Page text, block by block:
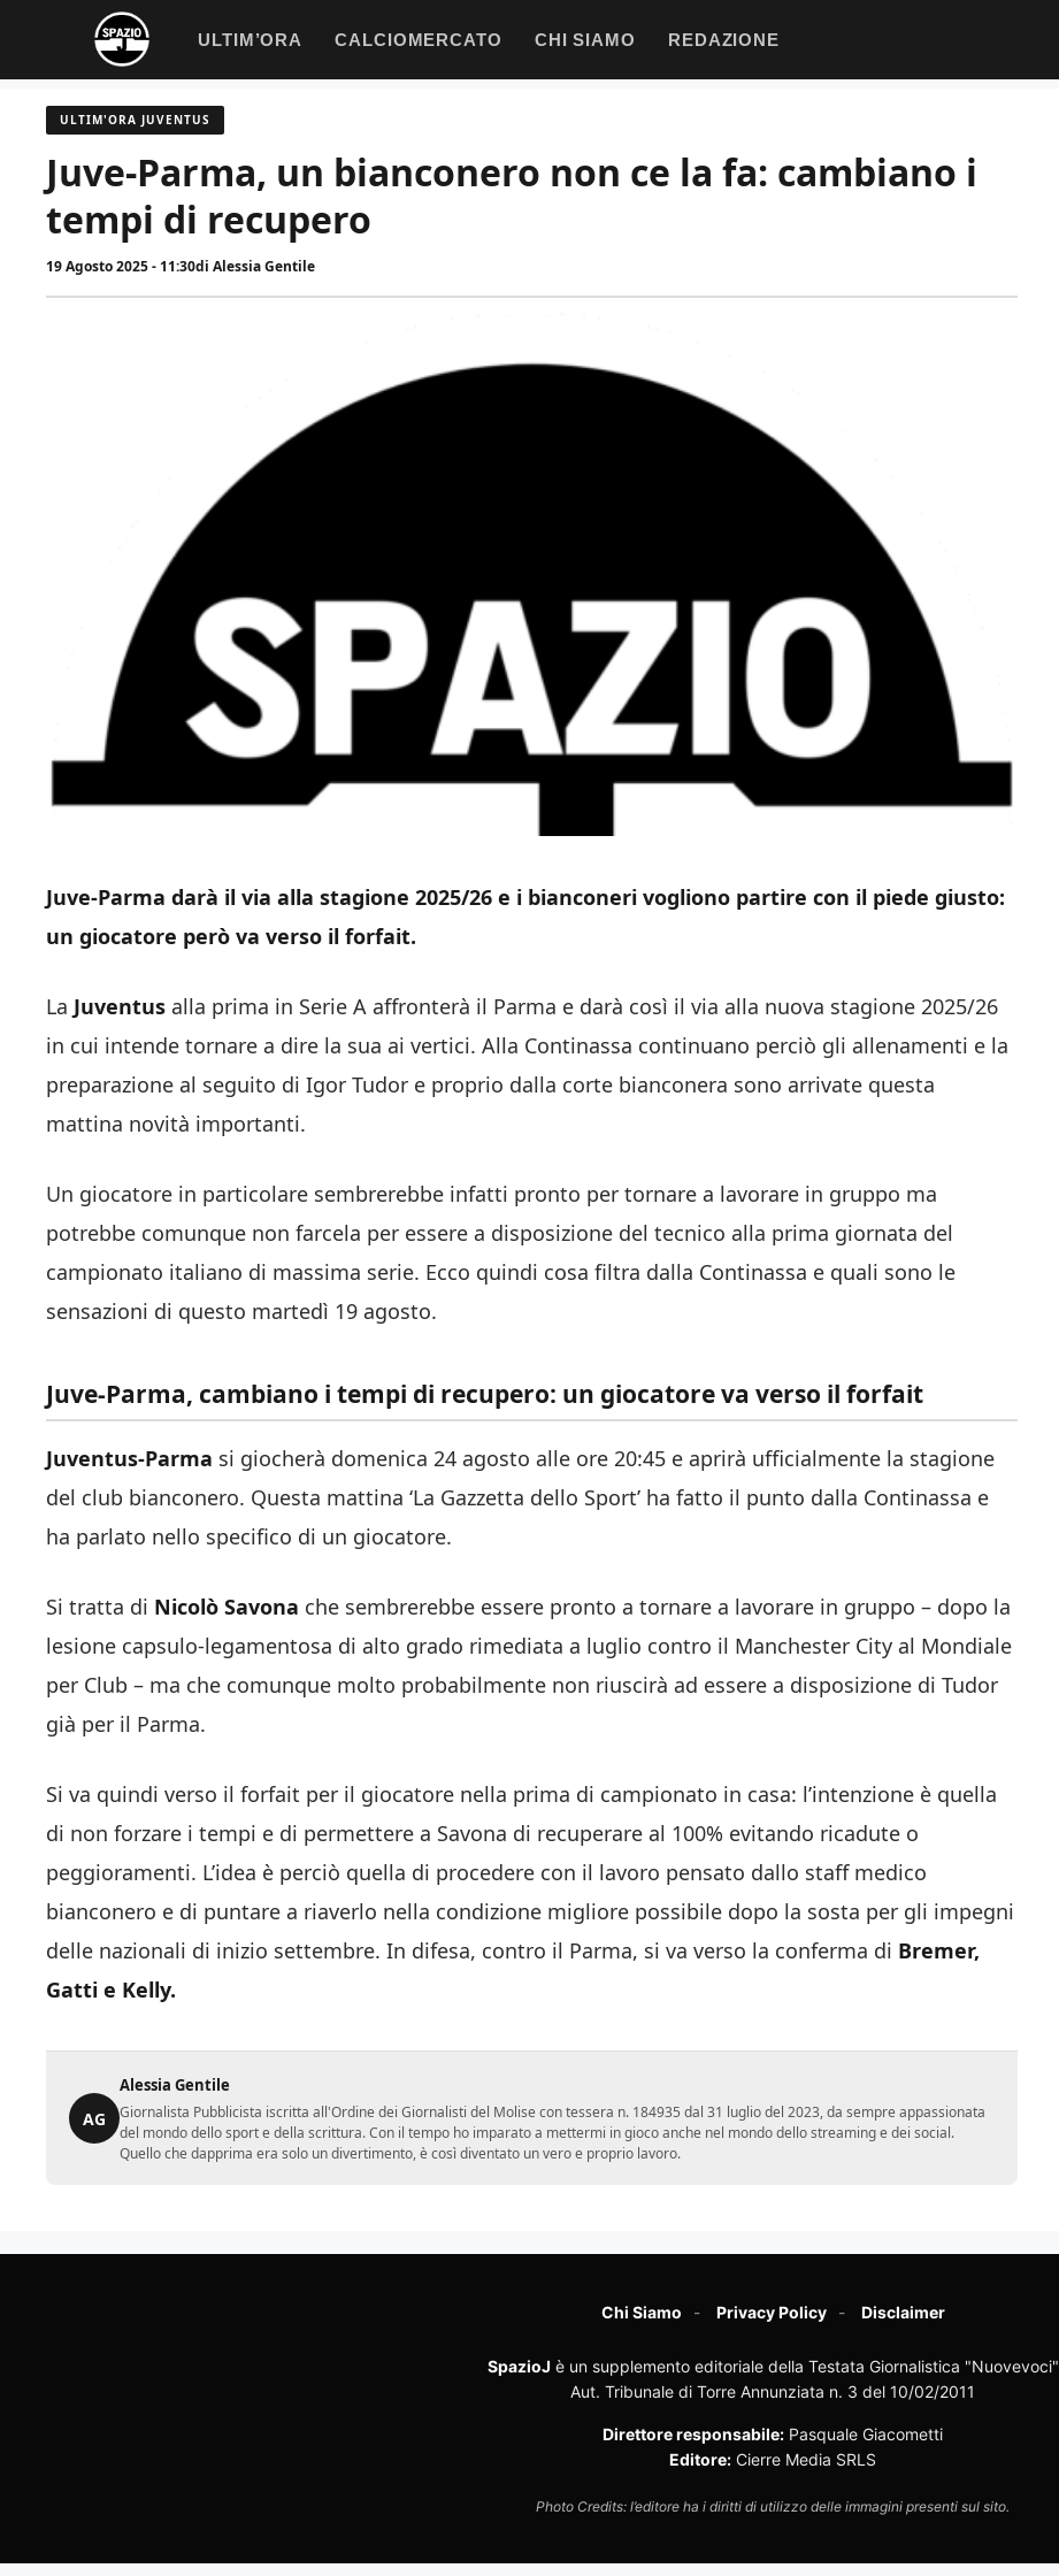
contenuto
ULTIM’ORA CALCIOMERCATO CHI SIAMO REDAZIONE
ULTIM'ORA JUVENTUS
Juve-Parma, un bianconero non ce la fa: cambiano i
tempi di recupero
19 Agosto 2025 - 11:30di Alessia Gentile
Juve-Parma darà il via alla stagione 2025/26 e i bianconeri vogliono partire con il piede giusto:
un giocatore però va verso il forfait.
La Juventus alla prima in Serie A affronterà il Parma e darà così il via alla nuova stagione 2025/26
in cui intende tornare a dire la sua ai vertici. Alla Continassa continuano perciò gli allenamenti e la
preparazione al seguito di Igor Tudor e proprio dalla corte bianconera sono arrivate questa
mattina novità importanti.
Un giocatore in particolare sembrerebbe infatti pronto per tornare a lavorare in gruppo ma
potrebbe comunque non farcela per essere a disposizione del tecnico alla prima giornata del
campionato italiano di massima serie. Ecco quindi cosa filtra dalla Continassa e quali sono le
sensazioni di questo martedì 19 agosto.
Juve-Parma, cambiano i tempi di recupero: un giocatore va verso il forfait
Juventus-Parma si giocherà domenica 24 agosto alle ore 20:45 e aprirà ufficialmente la stagione
del club bianconero. Questa mattina ‘La Gazzetta dello Sport’ ha fatto il punto dalla Continassa e
ha parlato nello specifico di un giocatore.
Si tratta di Nicolò Savona che sembrerebbe essere pronto a tornare a lavorare in gruppo – dopo la
lesione capsulo-legamentosa di alto grado rimediata a luglio contro il Manchester City al Mondiale
per Club – ma che comunque molto probabilmente non riuscirà ad essere a disposizione di Tudor
già per il Parma.
Si va quindi verso il forfait per il giocatore nella prima di campionato in casa: l’intenzione è quella
di non forzare i tempi e di permettere a Savona di recuperare al 100% evitando ricadute o
peggioramenti. L’idea è perciò quella di procedere con il lavoro pensato dallo staff medico
bianconero e di puntare a riaverlo nella condizione migliore possibile dopo la sosta per gli impegni
delle nazionali di inizio settembre. In difesa, contro il Parma, si va verso la conferma di Bremer,
Gatti e Kelly.
AG
Alessia Gentile
Giornalista Pubblicista iscritta all'Ordine dei Giornalisti del Molise con tessera n. 184935 dal 31 luglio del 2023, da sempre appassionata
del mondo dello sport e della scrittura. Con il tempo ho imparato a mettermi in gioco anche nel mondo dello streaming e dei social.
Quello che dapprima era solo un divertimento, è così diventato un vero e proprio lavoro.
Chi Siamo Privacy Policy Disclaimer
SpazioJ è un supplemento editoriale della Testata Giornalistica "Nuovevoci"
Aut. Tribunale di Torre Annunziata n. 3 del 10/02/2011
Direttore responsabile: Pasquale Giacometti
Editore: Cierre Media SRLS
Photo Credits: l’editore ha i diritti di utilizzo delle immagini presenti sul sito.